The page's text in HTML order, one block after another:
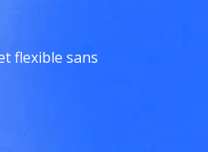
flexible sans